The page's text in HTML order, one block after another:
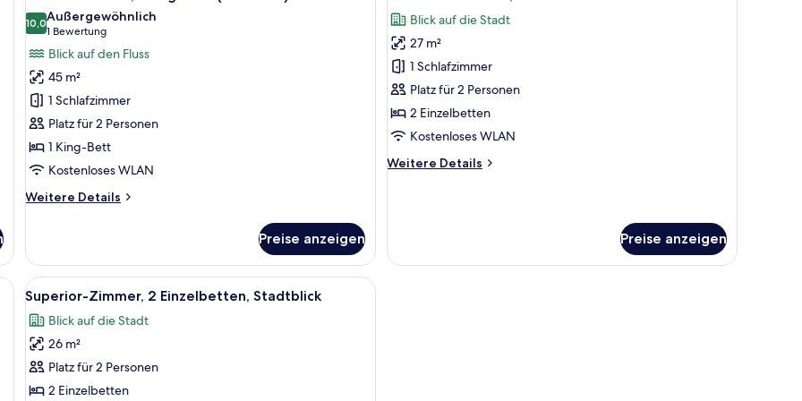
Fotos
für
Executive-
Suite,
1 King-
Bett
(Riverside)
anzeigen
10,010,0 von 10
Außergewöhnlich
1 Bewertung
(1
Bewertung)
Blick auf den Fluss
45 m²
1 Schlafzimmer
Platz für 2 Personen
1 King-Bett
Kostenloses WLAN
Weitere Details
Weitere
Suite,
1 King-
Bett
(Riverside)
Preise anzeigen
Fotos
für
Executive-
Zimmer,
2 Einzelbetten
anzeigen
Blick auf die Stadt
27 m²
1 Schlafzimmer
Platz für 2 Personen
2 Einzelbetten
Kostenloses WLAN
Weitere Details
Weitere
Preise anzeigen
und Fernseher.
Alle
Fotos
für
Superior-
Zimmer,
2 Einzelbetten,
Ein Hotelzimmer mit zwei Betten, einem Schreibtisch, einem Sessel, einem großen Fenster mit Stadtblick und
4
Superior-Zimmer, 2 Einzelbetten, Stadtblick
Blick auf die Stadt
26 m²
Platz für 2 Personen
2 Einzelbetten